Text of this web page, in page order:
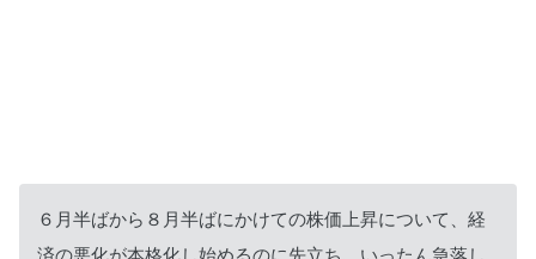
６月半ばから８月半ばにかけての株価上昇について、経